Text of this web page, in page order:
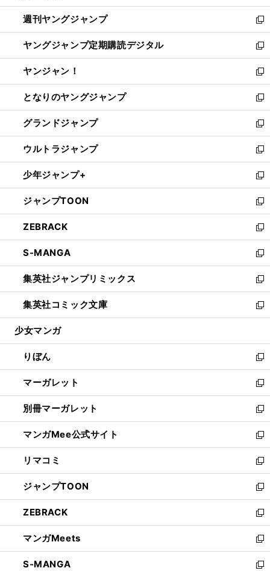
開
く
ウ
で
開
く
ン
ド
ウ
で
開
く
ウ
ィ
ン
ド
ウ
で
開
く
週刊ヤングジャンプ
新
し
い
ウ
ィ
ン
ド
ウ
で
開
く
ヤングジャンプ定期購読デジタル
新
し
い
ウ
ィ
ン
ド
ウ
で
開
く
ヤンジャン！
新
し
い
ウ
ィ
ン
ド
ウ
で
開
く
となりのヤングジャンプ
新
し
い
ウ
ィ
ン
ド
ウ
で
開
く
グランドジャンプ
新
し
い
ウ
ィ
ン
ド
ウ
で
開
く
ウルトラジャンプ
新
し
い
ウ
ィ
ン
ド
ウ
で
開
く
少年ジャンプ+
新
し
い
ウ
ィ
ン
ド
ウ
で
開
く
ジャンプTOON
新
し
い
ウ
ィ
ン
ド
ウ
で
開
ZEBRACK
新
し
い
ウ
ィ
ン
ド
ウ
開
く
S-MANGA
新
し
い
ウ
ィ
ン
ウ
で
開
く
集英社ジャンプリミックス
新
し
い
ウ
ン
ド
ウ
で
開
く
集英社コミック文庫
新
し
ウ
ィ
ン
ド
ウ
で
開
く
少女マンガ
りぼん
新
し
い
ウ
ィ
ン
ド
ウ
で
開
く
マーガレット
新
し
い
ウ
ィ
ン
ド
ウ
で
開
く
別冊マーガレット
新
し
い
ウ
ィ
ン
ド
ウ
で
開
く
マンガMee公式サイト
新
し
い
ウ
ィ
ン
ド
ウ
で
開
く
リマコミ
新
し
い
ウ
ィ
ン
ド
ウ
で
ジャンプTOON
新
し
い
ウ
ィ
ン
ド
ZEBRACK
新
し
い
ウ
ィ
マンガMeets
新
し
い
S-MANGA 新